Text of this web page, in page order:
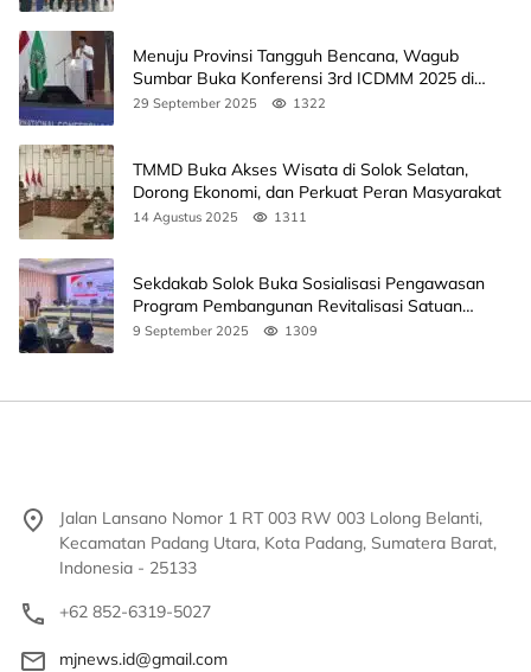
Menuju Provinsi Tangguh Bencana, Wagub
Sumbar Buka Konferensi 3rd ICDMM 2025 di
Unand
29 September 2025 1322
TMMD Buka Akses Wisata di Solok Selatan,
Dorong Ekonomi, dan Perkuat Peran Masyarakat
14 Agustus 2025 1311
Sekdakab Solok Buka Sosialisasi Pengawasan
Program Pembangunan Revitalisasi Satuan
Pendidikan
9 September 2025 1309
Jalan Lansano Nomor 1 RT 003 RW 003 Lolong Belanti,
Kecamatan Padang Utara, Kota Padang, Sumatera Barat,
Indonesia - 25133
+62 852-6319-5027
mjnews.id@gmail.com